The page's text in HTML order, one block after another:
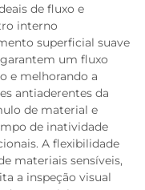
de fluxo e
interno
superficial suave
um fluxo
e melhorando a
antiaderentes da
de material e
de inatividade
A flexibilidade
materiais sensíveis,
a inspeção visual